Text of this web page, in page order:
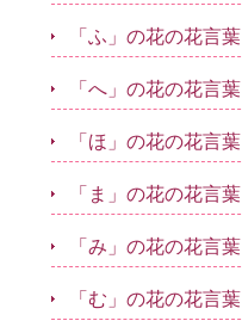
「ふ」の花の花言葉
「へ」の花の花言葉
「ほ」の花の花言葉
「ま」の花の花言葉
「み」の花の花言葉
「む」の花の花言葉